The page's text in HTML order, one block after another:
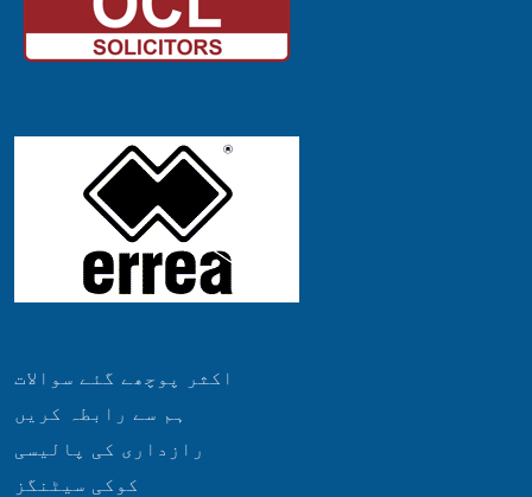
اکثر پوچھے گئے سوالات
ہم سے رابطہ کریں
رازداری کی پالیسی
کوکی سیٹنگز